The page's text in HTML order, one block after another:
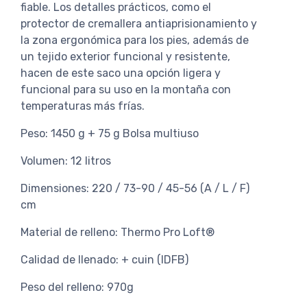
fiable. Los detalles prácticos, como el
protector de cremallera antiaprisionamiento y
la zona ergonómica para los pies, además de
un tejido exterior funcional y resistente,
hacen de este saco una opción ligera y
funcional para su uso en la montaña con
temperaturas más frías.
Peso: 1450 g + 75 g Bolsa multiuso
Volumen: 12 litros
Dimensiones: 220 / 73-90 / 45-56 (A / L / F)
cm
Material de relleno: Thermo Pro Loft®
Calidad de llenado: + cuin (IDFB)
Peso del relleno: 970g